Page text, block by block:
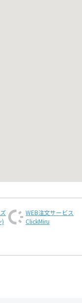
)
WEB注文サービス
ClickMiru